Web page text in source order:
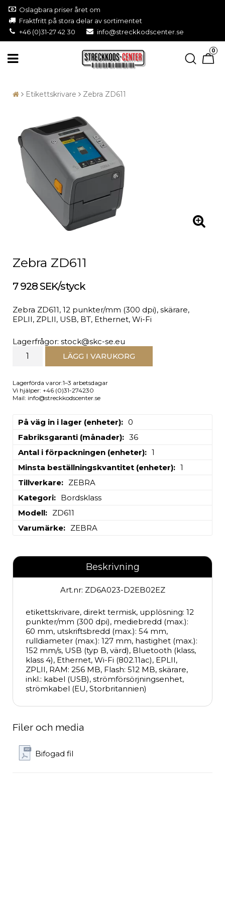
Oslagbara priser året om
Fraktfritt på stora delar av sortimentet
+46 (0)31-27 42 30
info@streckkodscenter.se
0
Etikettskrivare Zebra ZD611
Zebra ZD611
7 928 SEK/styck
Zebra ZD611, 12 punkter/mm (300 dpi), skärare,
EPLII, ZPLII, USB, BT, Ethernet, Wi-Fi
Lagerfrågor: stock@skc-se.eu
LÄGG I VARUKORG
Lagerförda varor:1–3 arbetsdagar
Vi hjälper: +46 (0)31-274230
Mail: info@streckkodscenter.se
På väg in i lager (enheter)
0
Fabriksgaranti (månader)
36
Antal i förpackningen (enheter)
1
Minsta beställningskvantitet (enheter)
1
Tillverkare
ZEBRA
Kategori
Bordsklass
Modell
ZD611
Varumärke
ZEBRA
Beskrivning
Art.nr: ZD6A023-D2EB02EZ
etikettskrivare, direkt termisk, upplösning: 12
punkter/mm (300 dpi), mediebredd (max.):
60 mm, utskriftsbredd (max.): 54 mm,
rulldiameter (max.): 127 mm, hastighet (max.):
152 mm/s, USB (typ B, värd), Bluetooth (klass,
klass 4), Ethernet, Wi-Fi (802.11ac), EPLII,
ZPLII, RAM: 256 MB, Flash: 512 MB, skärare,
inkl.: kabel (USB), strömförsörjningsenhet,
strömkabel (EU, Storbritannien)
Filer och media
Bifogad fil